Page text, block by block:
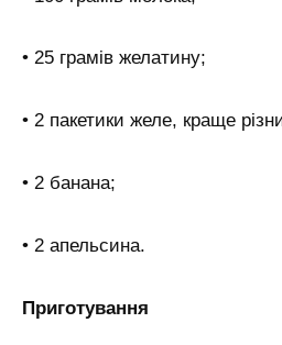
• 25 грамів желатину;
• 2 пакетики желе, краще
• 2 банана;
• 2 апельсина.
Приготування